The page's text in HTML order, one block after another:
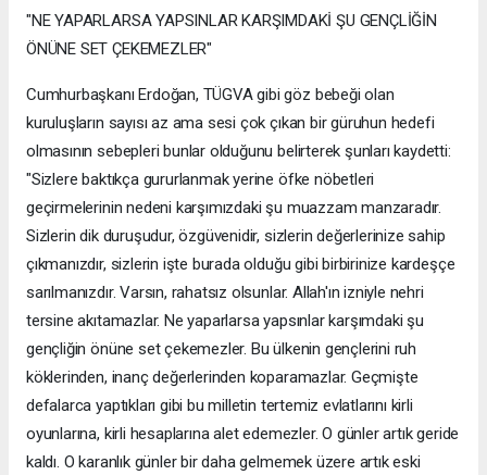
"NE YAPARLARSA YAPSINLAR KARŞIMDAKİ ŞU GENÇLİĞİN
ÖNÜNE SET ÇEKEMEZLER"
Cumhurbaşkanı Erdoğan, TÜGVA gibi göz bebeği olan
kuruluşların sayısı az ama sesi çok çıkan bir güruhun hedefi
olmasının sebepleri bunlar olduğunu belirterek şunları kaydetti:
"Sizlere baktıkça gururlanmak yerine öfke nöbetleri
geçirmelerinin nedeni karşımızdaki şu muazzam manzaradır.
Sizlerin dik duruşudur, özgüvenidir, sizlerin değerlerinize sahip
çıkmanızdır, sizlerin işte burada olduğu gibi birbirinize kardeşçe
sarılmanızdır. Varsın, rahatsız olsunlar. Allah'ın izniyle nehri
tersine akıtamazlar. Ne yaparlarsa yapsınlar karşımdaki şu
gençliğin önüne set çekemezler. Bu ülkenin gençlerini ruh
köklerinden, inanç değerlerinden koparamazlar. Geçmişte
defalarca yaptıkları gibi bu milletin tertemiz evlatlarını kirli
oyunlarına, kirli hesaplarına alet edemezler. O günler artık geride
kaldı. O karanlık günler bir daha gelmemek üzere artık eski